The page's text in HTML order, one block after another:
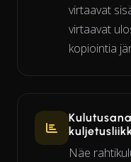
virtaavat
virtaavat
kopiointia
Näe